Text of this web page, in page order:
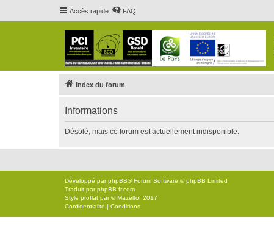
Accès rapide FAQ
Index du forum
Informations
Désolé, mais ce forum est actuellement indisponible.
Développé parphpBB® Forum Software © phpBB Limited
Traduit parphpBB-fr.com
Style proflat par ©Mazeltof 2017
Confidentialité | Conditions